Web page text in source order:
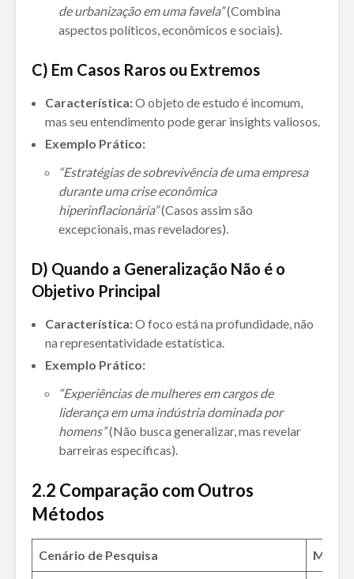
de urbanização em uma favela”(Combina
aspectos políticos, econômicos e sociais).
C) Em Casos Raros ou Extremos
Característica:O objeto de estudo é incomum,
mas seu entendimento pode gerar insights valiosos.
Exemplo Prático:
“Estratégias de sobrevivência de uma empresa
durante uma crise econômica
hiperinflacionária”(Casos assim são
excepcionais, mas reveladores).
D) Quando a Generalização Não é o
Objetivo Principal
Característica:O foco está na profundidade, não
na representatividade estatística.
Exemplo Prático:
“Experiências de mulheres em cargos de
liderança em uma indústria dominada por
homens”(Não busca generalizar, mas revelar
barreiras específicas).
2.2 Comparação com Outros
Métodos
Cenário de Pesquisa